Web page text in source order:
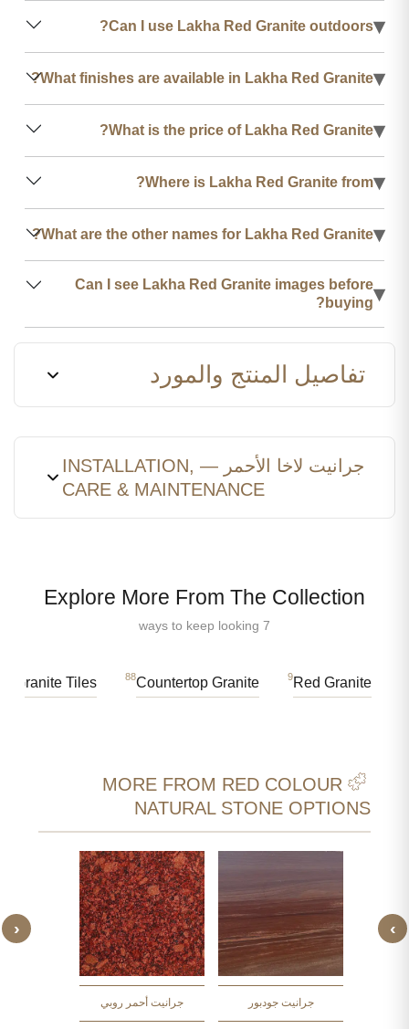
▾
Can I use Lakha Red Granite outdoors?
▾
What finishes are available in Lakha Red Granite?
▾
What is the price of Lakha Red Granite?
▾
Where is Lakha Red Granite from?
▾
What are the other names for Lakha Red Granite?
▾
Can I see Lakha Red Granite images before
buying?
تفاصيل المنتج والمورد
جرانيت لاخا الأحمر — INSTALLATION,
CARE & MAINTENANCE
Explore More From The Collection
7 ways to keep looking
Red Granite
9
Countertop Granite
88
Granite Tiles
MORE FROM RED COLOUR
NATURAL STONE OPTIONS
‹
جرانيت جودبور جرانيت أحمر روبي
›